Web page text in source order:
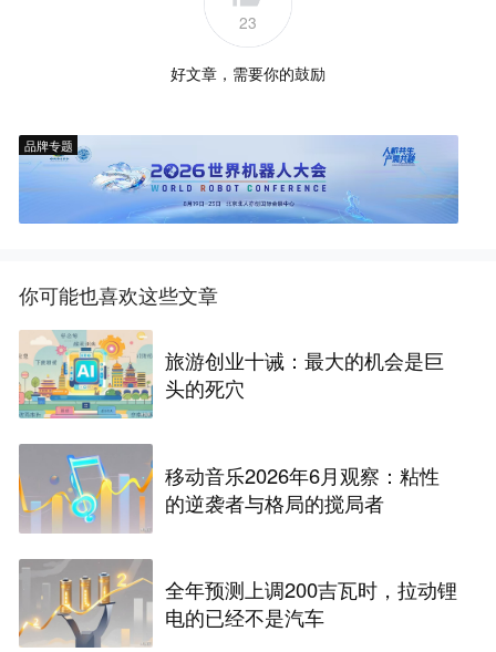
23
好文章，需要你的鼓励
品牌专题
你可能也喜欢这些文章
旅游创业十诫：最大的机会是巨
头的死穴
移动音乐2026年6月观察：粘性
的逆袭者与格局的搅局者
全年预测上调200吉瓦时，拉动锂
电的已经不是汽车